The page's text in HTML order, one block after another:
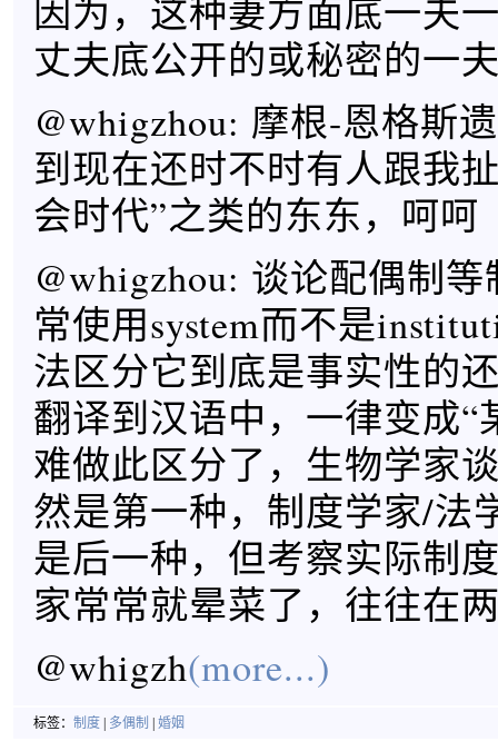
因为，这种妻方面底一夫
丈夫底公开的或秘密的一
@whigzhou: 摩根-恩格斯
到现在还时不时有人跟我
会时代”之类的东东，呵呵
@whigzhou: 谈论配偶制
常使用system而不是
法区分它到底是事实性的
翻译到汉语中，一律变成“
难做此区分了，生物学家
然是第一种，制度学家/法
是后一种，但考察实际制
家常常就晕菜了，往往在
@whigzh(more...)
标签： 制度 多偶制 婚姻